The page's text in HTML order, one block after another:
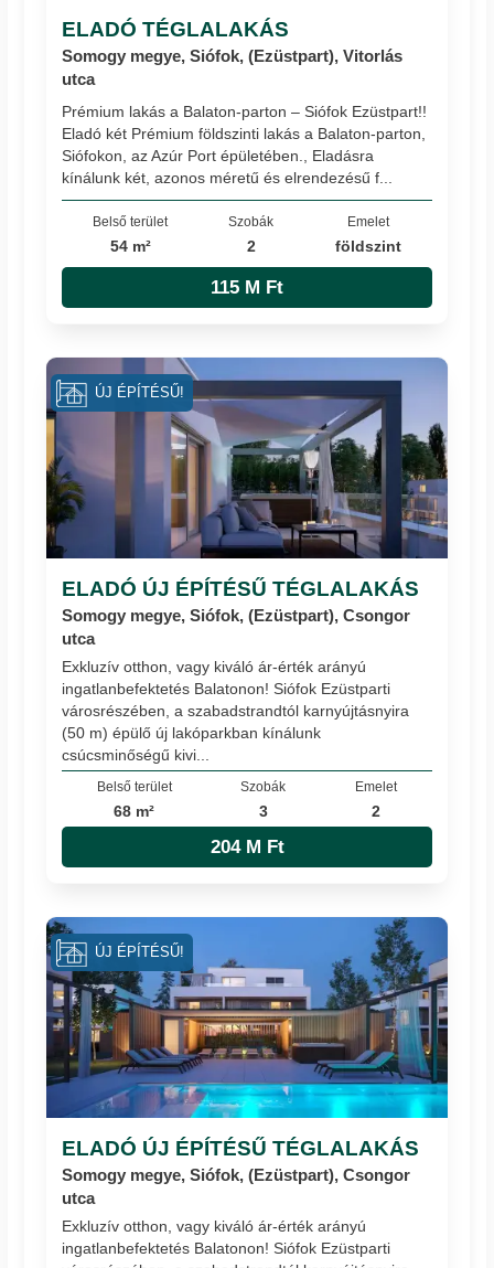
ELADÓ TÉGLALAKÁS
Somogy megye, Siófok, (Ezüstpart), Vitorlás
utca
Prémium lakás a Balaton-parton – Siófok Ezüstpart!!
Eladó két Prémium földszinti lakás a Balaton-parton,
Siófokon, az Azúr Port épületében., Eladásra
kínálunk két, azonos méretű és elrendezésű f...
Belső terület
54 m²
Szobák
2
Emelet
földszint
115 M Ft
ELADÓ ÚJ ÉPÍTÉSŰ TÉGLALAKÁS
Somogy megye, Siófok, (Ezüstpart), Csongor
utca
Exkluzív otthon, vagy kiváló ár-érték arányú
ingatlanbefektetés Balatonon! Siófok Ezüstparti
városrészében, a szabadstrandtól karnyújtásnyira
(50 m) épülő új lakóparkban kínálunk
csúcsminőségű kivi...
Belső terület
68 m²
Szobák
3
Emelet
2
204 M Ft
ÚJ ÉPÍTÉSŰ!
ELADÓ ÚJ ÉPÍTÉSŰ TÉGLALAKÁS
Somogy megye, Siófok, (Ezüstpart), Csongor
utca
Exkluzív otthon, vagy kiváló ár-érték arányú
ingatlanbefektetés Balatonon! Siófok Ezüstparti
ÚJ ÉPÍTÉSŰ!